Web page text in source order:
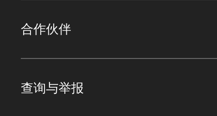
合作伙伴
查询与举报